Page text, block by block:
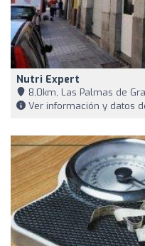
Nutri Expert
8,0km, Las Palmas de
Ver información y datos